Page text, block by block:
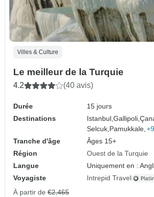
Villes & Culture
Le meilleur de la Turquie
4.2 (40 avis)
Durée
15 jours
Destinations
Istanbul,Gallipoli,
Selcuk,Pamukkale,
Tranche d'âge
Âges 15+
Région
Ouest de la Turquie
Langue
Uniquement en :
Voyagiste
Intrepid Travel
À partir de €2,465